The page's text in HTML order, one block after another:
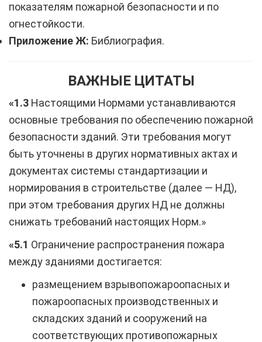
показателям пожарной безопасности и по
огнестойкости.
Приложение Ж: Библиография.
ВАЖНЫЕ ЦИТАТЫ
«1.3 Настоящими Нормами устанавливаются
основные требования по обеспечению пожарной
безопасности зданий. Эти требования могут
быть уточнены в других нормативных актах и
документах системы стандартизации и
нормирования в строительстве (далее — НД),
при этом требования других НД не должны
снижать требований настоящих Норм.»
«5.1 Ограничение распространения пожара
между зданиями достигается:
размещением взрывопожароопасных и
пожароопасных производственных и
складских зданий и сооружений на
соответствующих противопожарных